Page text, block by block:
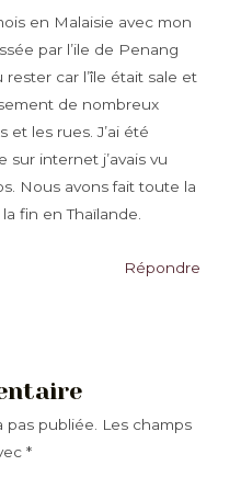
en Malaisie avec mon
par l’ile de Penang
rester car l’île était sale et
de nombreux
les rues. J’ai été
internet j’avais vu
Nous avons fait toute la
fin en Thaïlande.
Répondre
pas publiée. Les champs
*